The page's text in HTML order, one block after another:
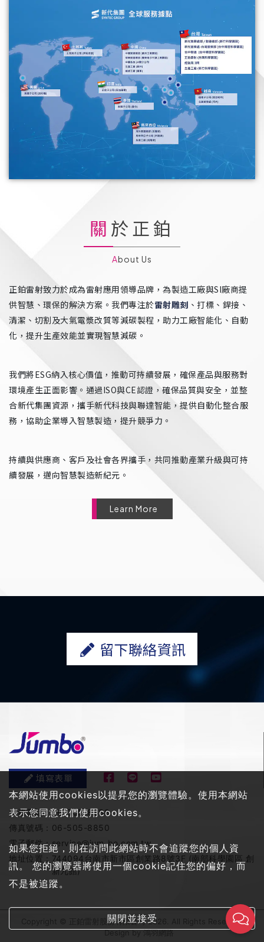
關於正鉑
About Us
正鉑雷射致力於成為雷射應用領導品牌，為製造工廠與SI廠商提
供智慧、環保的解決方案。我們專注於雷射雕刻 、打標、銲接、
清潔、切割及大氣電漿改質等減碳製程，助力工廠智能化、自動
化，提升生產效能並實現智慧減碳。
我們將ESG納入核心價值，推動可持續發展，確保產品與服務對
環境產生正面影響。通過ISO與CE認證，確保品質與安全，並整
合新代集團資源，攜手新代科技與聯達智能，提供自動化整合服
務，協助企業導入智慧製造，提升競爭力。
持續與供應商、客戶及社會各界攜手，共同推動產業升級與可持
續發展，邁向智慧製造新紀元。
Learn More
留下聯絡資訊
填寫表單
服務電話：06-505-8858
傳真號碼： 06-505-8850
電子郵件：service@jum-bo.com.tw
地址位置： 744094台南市新市區創業路8號3F (南部科學園區 創
新九館)
Copyright © 正鉑雷射股份有限公司 2026. All Rights Reserved
Design by鴻羽網路
本網站使用cookies以提昇您的瀏覽體驗。使用本網站
表示您同意我們使用cookies。
如果您拒絕，則在訪問此網站時不會追蹤您的個人資
訊。 您的瀏覽器將使用一個cookie記住您的偏好，而
不是被追蹤。
關閉並接受